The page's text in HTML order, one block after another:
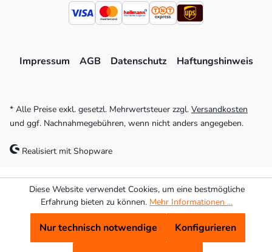
Impressum AGB Datenschutz Haftungshinweis
* Alle Preise exkl. gesetzl. Mehrwertsteuer zzgl. Versandkosten
und ggf. Nachnahmegebühren, wenn nicht anders angegeben.
Realisiert mit Shopware
Diese Website verwendet Cookies, um eine bestmögliche
Erfahrung bieten zu können. Mehr Informationen ...
Nur technisch notwendige Konfigurieren